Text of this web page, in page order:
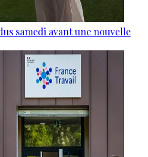
samedi avant une nouvelle